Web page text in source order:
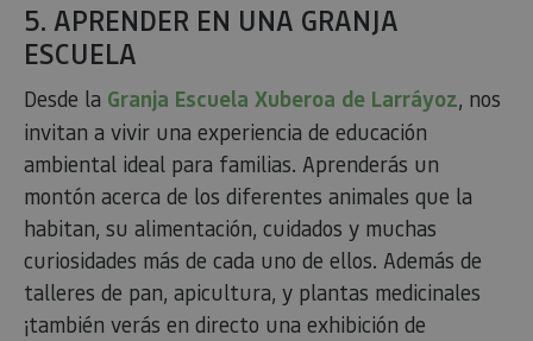
5. APRENDER EN UNA GRANJA
ESCUELA
Desde la Granja Escuela Xuberoa de Larráyoz, nos
invitan a vivir una experiencia de educación
ambiental ideal para familias. Aprenderás un
montón acerca de los diferentes animales que la
habitan, su alimentación, cuidados y muchas
curiosidades más de cada uno de ellos. Además de
talleres de pan, apicultura, y plantas medicinales
¡también verás en directo una exhibición de